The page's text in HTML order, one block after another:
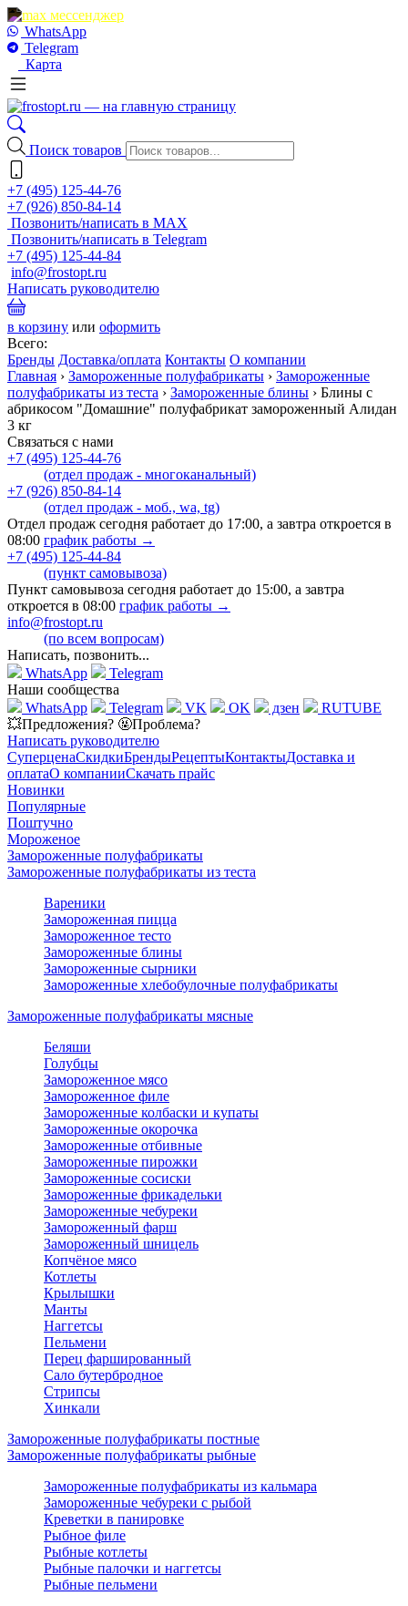
WhatsApp
Telegram
Карта
Поиск товаров
+7 (495) 125-44-76
+7 (926) 850-84-14
Позвонить/написать в MAX
Позвонить/написать в Telegram
+7 (495) 125-44-84
info@frostopt.ru
Написать руководителю
в корзину или оформить
Всего:
Бренды Доставка/оплата Контакты О компании
Главная › Замороженные полуфабрикаты › Замороженные
полуфабрикаты из теста › Замороженные блины › Блины с
абрикосом "Домашние" полуфабрикат замороженный Алидан
3 кг
Связаться с нами
+7 (495) 125-44-76
(отдел продаж - многоканальный)
+7 (926) 850-84-14
(отдел продаж - моб., wa, tg)
Отдел продаж сегодня работает до 17:00, а завтра откроется в
08:00 график работы →
+7 (495) 125-44-84
(пункт самовывоза)
Пункт самовывоза сегодня работает до 15:00, а завтра
откроется в 08:00 график работы →
info@frostopt.ru
(по всем вопросам)
Написать, позвонить...
WhatsApp
Telegram
Наши сообщества
WhatsApp
Telegram VK OK дзен
RUTUBE
💥Предложения? 🤬Проблема?
Написать руководителю
СуперценаСкидкиБрендыРецептыКонтактыДоставка и
оплатаО компанииСкачать прайс
Новинки
Популярные
Поштучно
Мороженое
Замороженные полуфабрикаты
Замороженные полуфабрикаты из теста
Вареники
Замороженная пицца
Замороженное тесто
Замороженные блины
Замороженные сырники
Замороженные хлебобулочные полуфабрикаты
Замороженные полуфабрикаты мясные
Беляши
Голубцы
Замороженное мясо
Замороженное филе
Замороженные колбаски и купаты
Замороженные окорочка
Замороженные отбивные
Замороженные пирожки
Замороженные сосиски
Замороженные фрикадельки
Замороженные чебуреки
Замороженный фарш
Замороженный шницель
Копчёное мясо
Котлеты
Крылышки
Манты
Наггетсы
Пельмени
Перец фаршированный
Сало бутербродное
Стрипсы
Хинкали
Замороженные полуфабрикаты постные
Замороженные полуфабрикаты рыбные
Замороженные полуфабрикаты из кальмара
Замороженные чебуреки с рыбой
Креветки в панировке
Рыбное филе
Рыбные котлеты
Рыбные палочки и наггетсы
Рыбные пельмени